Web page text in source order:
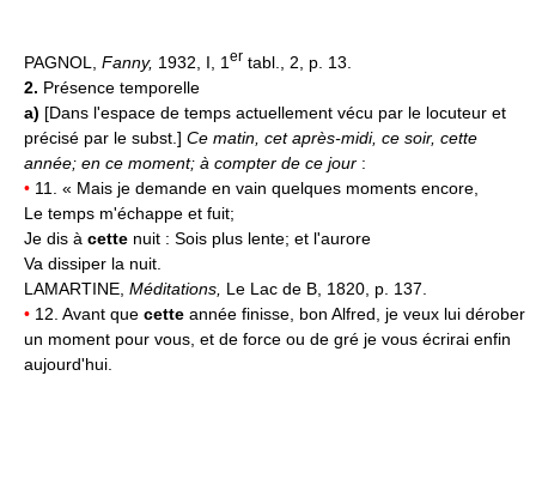
PAGNOL, Fanny, 1932, I, 1 er tabl., 2, p. 13.
2. Présence temporelle
a) [Dans l'espace de temps actuellement vécu par le locuteur et
précisé par le subst.] Ce matin, cet après-midi, ce soir, cette
année; en ce moment; à compter de ce jour :
• 11. « Mais je demande en vain quelques moments encore,
Le temps m'échappe et fuit;
Je dis à cette nuit : Sois plus lente; et l'aurore
Va dissiper la nuit.
LAMARTINE, Méditations, Le Lac de B, 1820, p. 137.
• 12. Avant que cette année finisse, bon Alfred, je veux lui dérober
un moment pour vous, et de force ou de gré je vous écrirai enfin
aujourd'hui.